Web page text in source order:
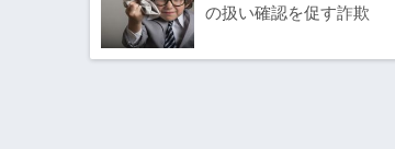
の扱い確認を促す詐欺